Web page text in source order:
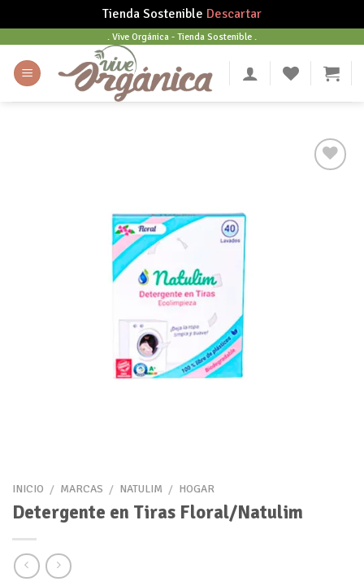
Tienda Sostenible Descartar
content
. Vive Orgánica - Tienda Sostenible .
INICIO / MARCAS / NATULIM / HOGAR
Detergente en Tiras Floral/Natulim